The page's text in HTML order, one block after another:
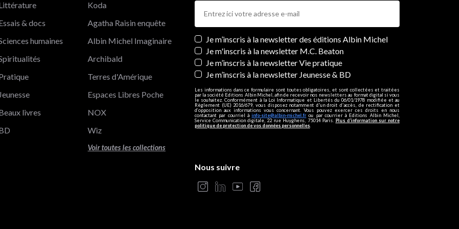
Newsletters
Je m’inscris à la newsletter des éditions Albin Michel
Je m'inscris à la newsletter M.C. Beaton
Je m’inscris à la newsletter Vie pratique
Je m’inscris à la newsletter Jeunesse & BD
Les informations dans ce formulaire sont toutes obligatoires, et sont collectées et traitées
par la société Editions Albin Michel, afin de recevoir nos newsletters au format digital si vous
le souhaitez. Conformément à la Loi Informatique et Libertés du 06/01/1978 modifiée et au
Règlement (UE) 2016/679, vous disposez notamment d'un droit d'accès, de rectification et
d’opposition aux informations vous concernant. Vous pouvez exercer ces droits en nous
contactant par courriel àinfo-site@albin-michel.fr ou par courrier à Editions Albin Michel,
Service Communication digitale, 22 rue Huyghens, 75014 Paris. Plus d’information sur notre
politique de protection de vos données personnelles
& docs
humaines
Jeunesse
livres
Koda
Agatha Raisin enquête
Albin Michel Imaginaire
Archibald
Terres d'Amérique
Espaces Libres Poche
NOX
Wiz
Voir toutes les collections
Nous suivre